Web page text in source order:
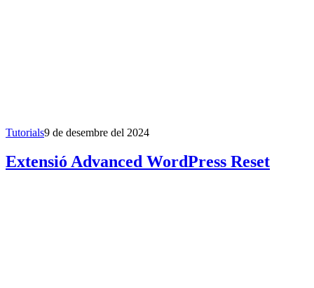
Tutorials9 de desembre del 2024
Extensió Advanced WordPress Reset